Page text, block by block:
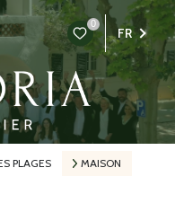
0
FR
PLAGES MAISON